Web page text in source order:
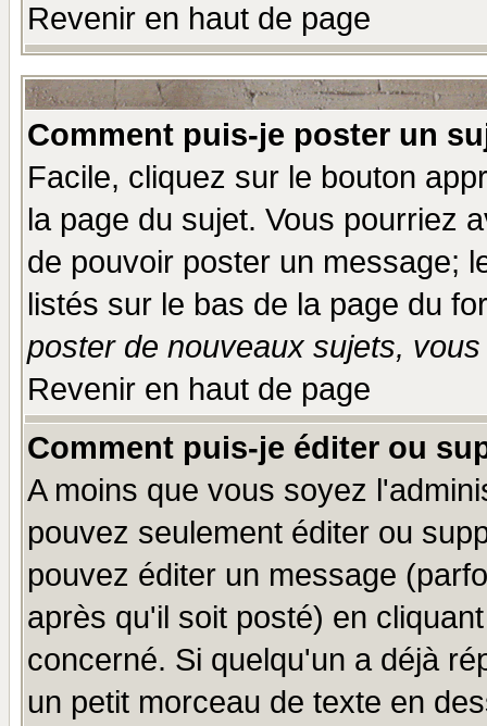
Revenir en haut de page
Comment puis-je poster un
Facile, cliquez sur le bouton
la page du sujet. Vous pourriez
de pouvoir poster un message;
listés sur le bas de la page du
poster de nouveaux sujets,
Revenir en haut de page
Comment puis-je éditer ou
A moins que vous soyez
pouvez seulement éditer ou
pouvez éditer un message
après qu'il soit posté) en
concerné. Si quelqu'un a déjà
un petit morceau de texte en